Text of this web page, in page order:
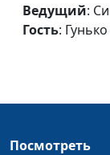
Ведущий:
Гость:
Посмотреть